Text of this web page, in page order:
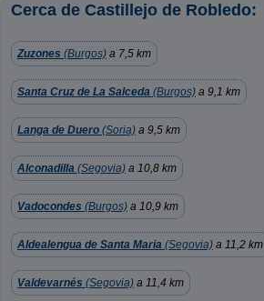
Cerca de Castillejo de Robledo:
Zuzones (Burgos) a 7,5 km
Santa Cruz de La Salceda (Burgos) a 9,1 km
Langa de Duero (Soria) a 9,5 km
Alconadilla (Segovia) a 10,8 km
Vadocondes (Burgos) a 10,9 km
Aldealengua de Santa Maria (Segovia) a 11,2 km
Valdevarnés (Segovia) a 11,4 km